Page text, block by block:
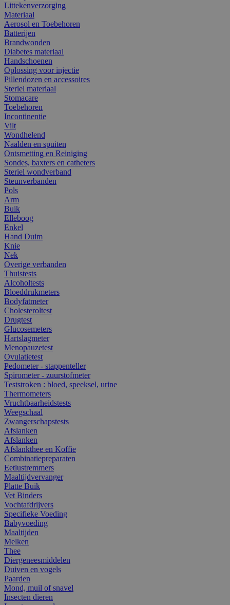
Littekenverzorging
Materiaal
Aerosol en Toebehoren
Batterijen
Brandwonden
Diabetes materiaal
Handschoenen
Oplossing voor injectie
Pillendozen en accessoires
Steriel materiaal
Stomacare
Toebehoren
Incontinentie
Vilt
Wondhelend
Naalden en spuiten
Ontsmetting en Reiniging
Sondes, baxters en catheters
Steriel wondverband
Steunverbanden
Pols
Arm
Buik
Elleboog
Enkel
Hand Duim
Knie
Nek
Overige verbanden
Thuistests
Alcoholtests
Bloeddrukmeters
Bodyfatmeter
Cholesteroltest
Drugtest
Glucosemeters
Hartslagmeter
Menopauzetest
Ovulatietest
Pedometer - stappenteller
Spirometer - zuurstofmeter
Teststroken : bloed, speeksel, urine
Thermometers
Vruchtbaarheidstests
Weegschaal
Zwangerschapstests
Afslanken
Afslanken
Afslankthee en Koffie
Combinatiepreparaten
Eetlustremmers
Maaltijdvervanger
Platte Buik
Vet Binders
Vochtafdrijvers
Specifieke Voeding
Babyvoeding
Maaltijden
Melken
Thee
Diergeneesmiddelen
Duiven en vogels
Paarden
Mond, muil of snavel
Insecten dieren